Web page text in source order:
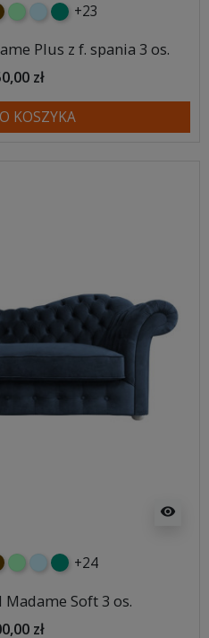
miętowybłękitny
turkusowy
+23
Plus z f. spania 3 os.
zł
KOSZYKA
visibility
miętowybłękitny
turkusowy
+24
Soft 3 os.
zł